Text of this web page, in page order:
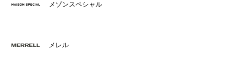
メゾンスペシャル
メレル